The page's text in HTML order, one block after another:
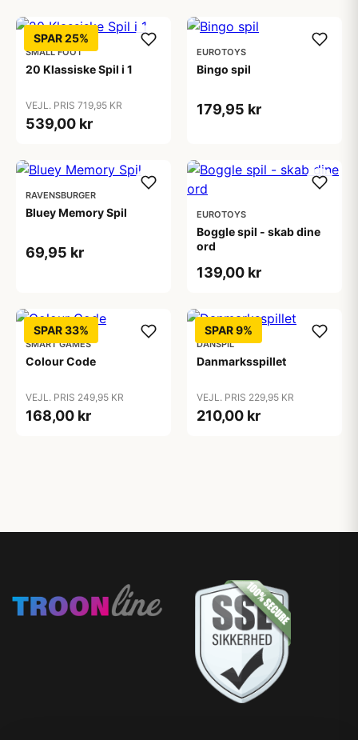
SPAR 25%
SMALL FOOT
20 Klassiske Spil i 1
VEJL. PRIS 719,95 KR
539,00 kr
EUROTOYS
Bingo spil
179,95 kr
RAVENSBURGER
Bluey Memory Spil
69,95 kr
EUROTOYS
Boggle spil - skab dine
ord
139,00 kr
SPAR 33%
SMART GAMES
Colour Code
VEJL. PRIS 249,95 KR
168,00 kr
SPAR 9%
DANSPIL
Danmarksspillet
VEJL. PRIS 229,95 KR
210,00 kr